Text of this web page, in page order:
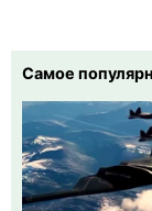
Самое